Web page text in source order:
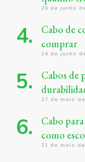
26 de junho
Cabo de
comprar
24 de junho
Cabos de
27 de maio
Cabo
como
21 de maio